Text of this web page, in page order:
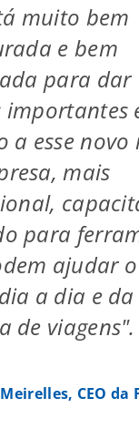
muito bem
e bem
para dar
importantes
a esse novo
mais
para
ajudar o
a dia e da
de viagens".
CEO da